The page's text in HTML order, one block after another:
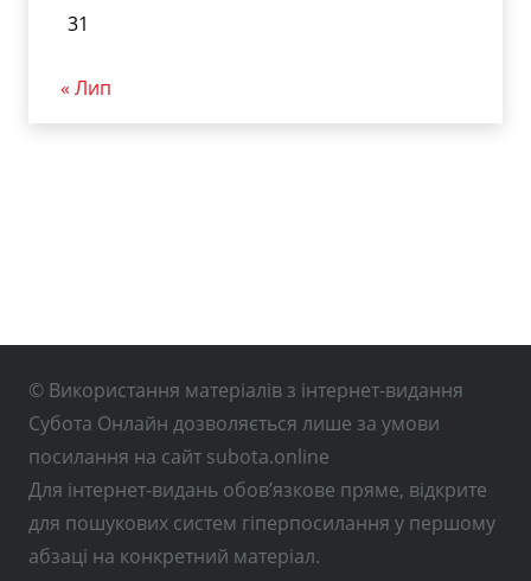
31
« Лип
© Використання матеріалів з інтернет-видання
Субота Онлайн дозволяється лише за умови
посилання на сайт subota.online
Для інтернет-видань обов’язкове пряме, відкрите
для пошукових систем гіперпосилання у першому
абзаці на конкретний матеріал.